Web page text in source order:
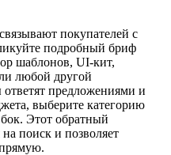
покупателей с
подробный бриф
шаблонов, UI-кит,
любой другой
предложениями и
выберите категорию
Этот обратный
поиск и позволяет